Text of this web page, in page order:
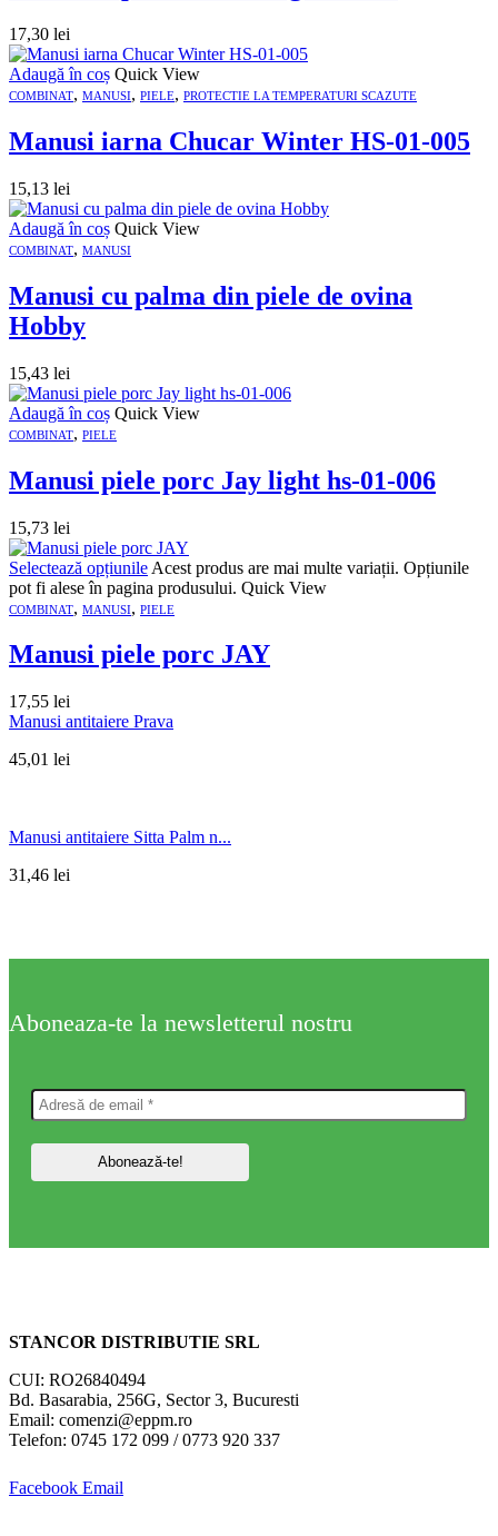
17,30 lei
Adaugă în coș Quick View
COMBINAT, MANUSI, PIELE, PROTECTIE LA TEMPERATURI SCAZUTE
Manusi iarna Chucar Winter HS-01-005
15,13 lei
Adaugă în coș Quick View
COMBINAT, MANUSI
Manusi cu palma din piele de ovina
Hobby
15,43 lei
Adaugă în coș Quick View
COMBINAT, PIELE
Manusi piele porc Jay light hs-01-006
15,73 lei
Selectează opțiunile Acest produs are mai multe variații. Opțiunile
pot fi alese în pagina produsului. Quick View
COMBINAT, MANUSI, PIELE
Manusi piele porc JAY
17,55 lei
Manusi antitaiere Prava
45,01 lei
Manusi antitaiere Sitta Palm n...
31,46 lei
Aboneaza-te la newsletterul nostru
STANCOR DISTRIBUTIE SRL
CUI: RO26840494
Bd. Basarabia, 256G, Sector 3, Bucuresti
Email: comenzi@eppm.ro
Telefon: 0745 172 099 / 0773 920 337
Facebook Email